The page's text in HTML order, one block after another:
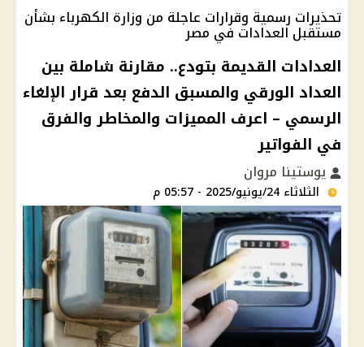
تحذيرات رسمية وقرارات عاجلة من وزارة الكهرباء بشأن
مستقبل العدادات في مصر
العدادات القديمة بتودع.. مقارنة شاملة بين
العداد الورقي والمسبق الدفع بعد قرار الإلغاء
الرسمي – اعرف المميزات والمخاطر والفرق
في الفواتير
يوستينا مروان
الثلاثاء 24/يونيو/2025 - 05:57 م